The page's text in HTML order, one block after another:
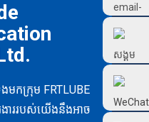
18126677577
មកក្រុម FRTLUBE
ងាររបស់យើងនឹងអាច